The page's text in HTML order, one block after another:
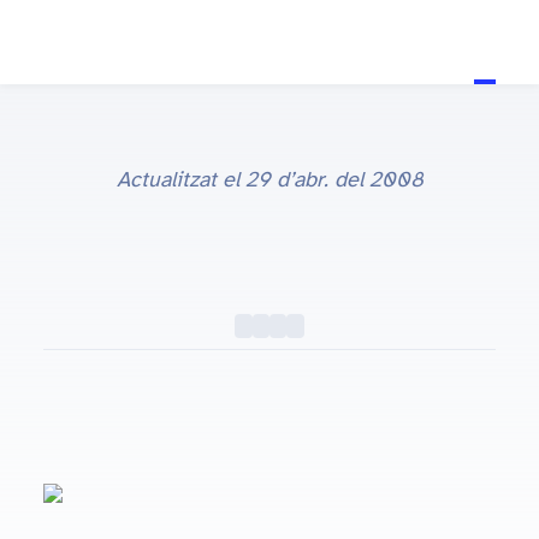
Actualitzat el29 d’abr. del 2008